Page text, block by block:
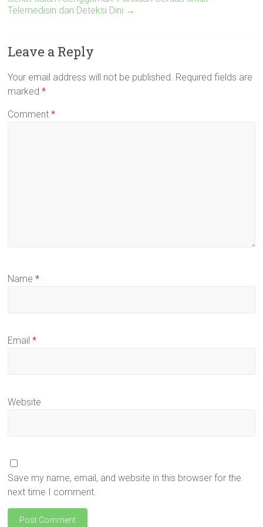
Telemedisin dan Deteksi Dini →
Leave a Reply
Your email address will not be published. Required fields are
marked*
Comment*
Name*
Email*
Website
Save my name, email, and website in this browser for the
next time I comment.